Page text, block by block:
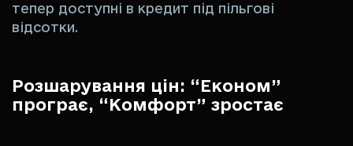
тепер доступні в кредит під пільгові
відсотки.
Розшарування цін: “Економ”
програє, “Комфорт” зростає